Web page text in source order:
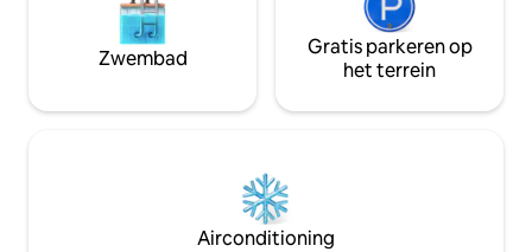
Zwembad
Gratis parkeren op
het terrein
Airconditioning